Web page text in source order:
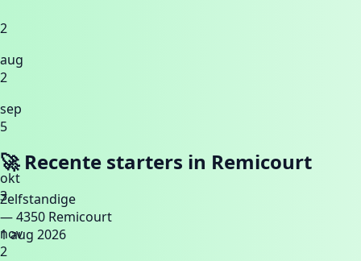
2
aug
2
sep
5
okt
3
nov
2
🚀 Recente starters in Remicourt
Zelfstandige
— 4350 Remicourt
1 aug 2026